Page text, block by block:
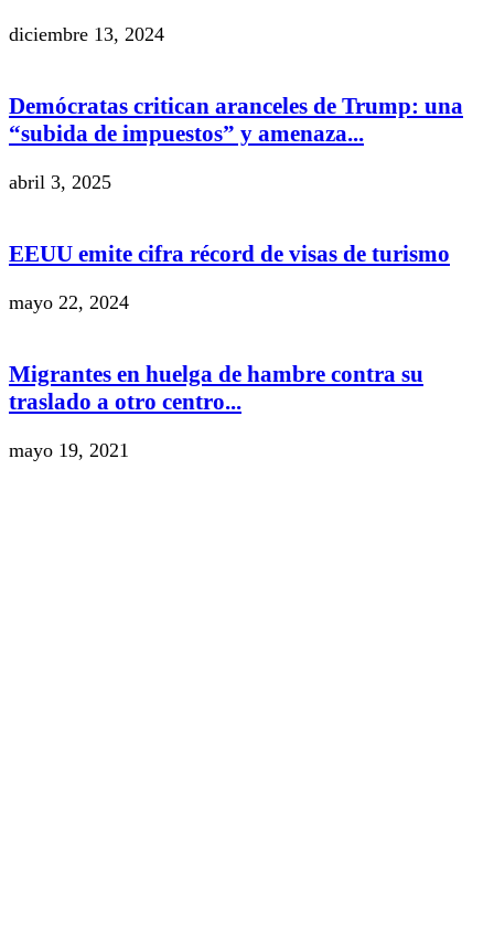
diciembre 13, 2024
Demócratas critican aranceles de Trump: una
“subida de impuestos” y amenaza...
abril 3, 2025
EEUU emite cifra récord de visas de turismo
mayo 22, 2024
Migrantes en huelga de hambre contra su
traslado a otro centro...
mayo 19, 2021